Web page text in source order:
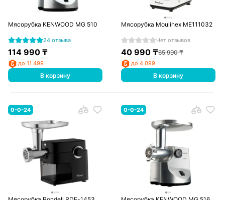
Мясорубка KENWOOD MG 510
24 отзыва
114 990₸
до 11 499
В корзину
Мясорубка Moulinex ME111032
Нет отзывов
40 990 ₸65 990₸
до 4 099
В корзину
0-0-24 0-0-24